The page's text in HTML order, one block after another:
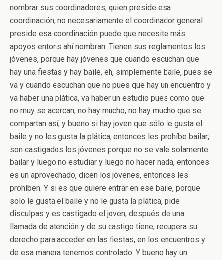
nombrar sus coordinadores, quien preside esa
coordinación, no necesariamente el coordinador general
preside esa coordinación puede que necesite más
apoyos entons ahí nombran. Tienen sus reglamentos los
jóvenes, porque hay jóvenes que cuando escuchan que
hay una fiestas y hay baile, eh, simplemente baile, pues se
va y cuando escuchan que no pues que hay un encuentro y
va haber una plática, va haber un estudio pues como que
no muy se acercan, no hay mucho, no hay mucho que se
compartan así; y bueno si hay joven que sólo le gusta el
baile y no les gusta la plática, entonces les prohíbe bailar;
son castigados los jóvenes porque no se vale solamente
bailar y luego no estudiar y luego no hacer nada, entonces
es un aprovechado, dicen los jóvenes, entonces les
prohíben. Y si es que quiere entrar en ese baile, porque
solo le gusta el baile y no le gusta la plática, pide
disculpas y es castigado el joven, después de una
llamada de atención y de su castigo tiene, recupera su
derecho para acceder en las fiestas, en los encuentros y
de esa manera tenemos controlado. Y bueno hay un